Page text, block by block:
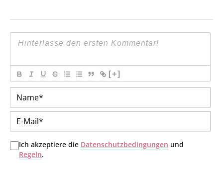
[+]
Ich akzeptiere die Datenschutzbedingungen und
Regeln.